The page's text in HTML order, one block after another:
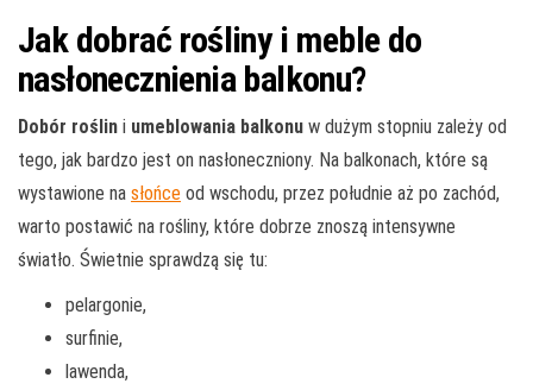
Jak dobrać rośliny i meble do
nasłonecznienia balkonu?
Dobór roślin i umeblowania balkonu w dużym stopniu zależy od
tego, jak bardzo jest on nasłoneczniony. Na balkonach, które są
wystawione na słońce od wschodu, przez południe aż po zachód,
warto postawić na rośliny, które dobrze znoszą intensywne
światło. Świetnie sprawdzą się tu:
pelargonie,
surfinie,
lawenda,